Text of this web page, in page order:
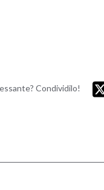
Condividilo!